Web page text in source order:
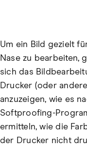
Um ein Bild gezielt
Nase zu bearbeiten,
sich das
Drucker (oder
anzuzeigen, wie es
Softproofing-
ermitteln, wie die
der Drucker nicht